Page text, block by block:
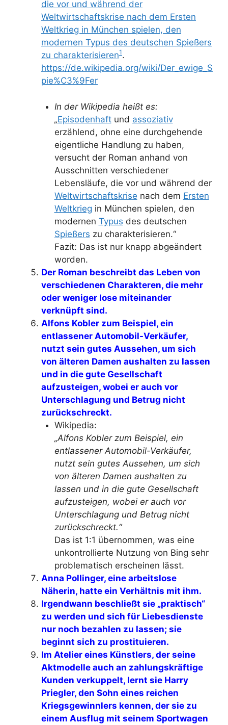
die vor und während der
Weltwirtschaftskrise nach dem Ersten
Weltkrieg in München spielen, den
modernen Typus des deutschen Spießers
zu charakterisieren1.
https://de.wikipedia.org/wiki/Der_ewige_S
pie%C3%9Fer
In der Wikipedia heißt es:
„Episodenhaftund assoziativ
erzählend, ohne eine durchgehende
eigentliche Handlung zu haben,
versucht der Roman anhand von
Ausschnitten verschiedener
Lebensläufe, die vor und während der
Weltwirtschaftskrise nach dem Ersten
Weltkrieg in München spielen, den
modernen Typus des deutschen
Spießers zu charakterisieren.“
Fazit: Das ist nur knapp abgeändert
worden.
Der Roman beschreibt das Leben von
verschiedenen Charakteren, die mehr
oder weniger lose miteinander
verknüpft sind.
Alfons Kobler zum Beispiel, ein
entlassener Automobil-Verkäufer,
nutzt sein gutes Aussehen, um sich
von älteren Damen aushalten zu lassen
und in die gute Gesellschaft
aufzusteigen, wobei er auch vor
Unterschlagung und Betrug nicht
zurückschreckt.
Wikipedia:
„Alfons Kobler zum Beispiel, ein
entlassener Automobil-Verkäufer,
nutzt sein gutes Aussehen, um sich
von älteren Damen aushalten zu
lassen und in die gute Gesellschaft
aufzusteigen, wobei er auch vor
Unterschlagung und Betrug nicht
zurückschreckt.“
Das ist 1:1 übernommen, was eine
unkontrollierte Nutzung von Bing sehr
problematisch erscheinen lässt.
Anna Pollinger, eine arbeitslose
Näherin, hatte ein Verhältnis mit ihm.
Irgendwann beschließt sie „praktisch“
zu werden und sich für Liebesdienste
nur noch bezahlen zu lassen; sie
beginnt sich zu prostituieren.
Im Atelier eines Künstlers, der seine
Aktmodelle auch an zahlungskräftige
Kunden verkuppelt, lernt sie Harry
Priegler, den Sohn eines reichen
Kriegsgewinnlers kennen, der sie zu
einem Ausflug mit seinem Sportwagen